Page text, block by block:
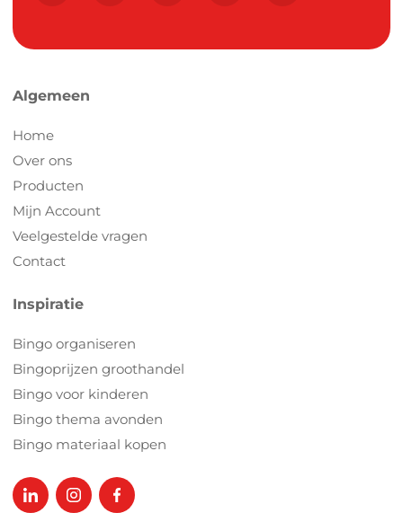
Algemeen
Home
Over ons
Producten
Mijn Account
Veelgestelde vragen
Contact
Inspiratie
Bingo organiseren
Bingoprijzen groothandel
Bingo voor kinderen
Bingo thema avonden
Bingo materiaal kopen